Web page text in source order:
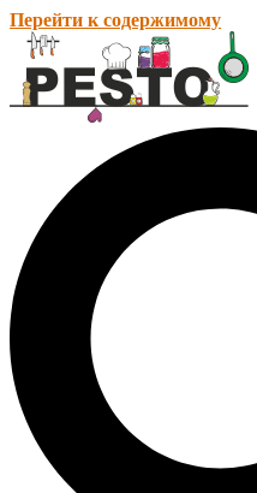
Перейти к содержимому